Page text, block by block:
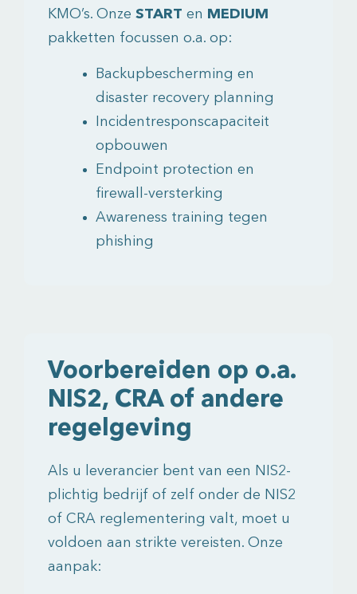
KMO’s. Onze START en MEDIUM
pakketten focussen o.a. op:
Backupbescherming en
disaster recovery planning
Incidentresponscapaciteit
opbouwen
Endpoint protection en
firewall-versterking
Awareness training tegen
phishing
Voorbereiden op o.a.
NIS2, CRA of andere
regelgeving
Als u leverancier bent van een NIS2-
plichtig bedrijf of zelf onder de NIS2
of CRA reglementering valt, moet u
voldoen aan strikte vereisten. Onze
aanpak: